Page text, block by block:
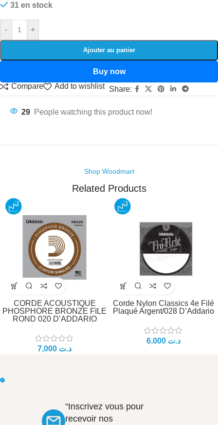
31 en stock
- +
Ajouter au panier
Buy now
Compare
Add to wishlist Share:
29 People watching this product now!
Shop Woodmart
Related Products
CORDE ACOUSTIQUE
PHOSPHORE BRONZE FILE
ROND 020 D’ADDARIO
د.ت
Corde Nylon Classics 4e Filé
Plaqué Argent/028 D’Addario
د.ت
"Inscrivez vous pour
recevoir nos